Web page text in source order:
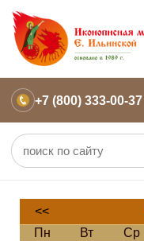
+7 (800) 333-00-37
<<
Пн
Вт Ср